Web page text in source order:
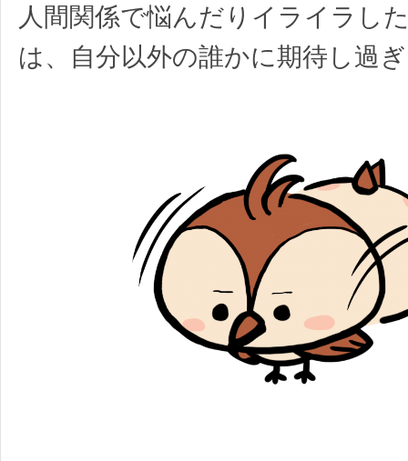
人間関係で悩んだりイライラし
は、自分以外の誰かに期待し過